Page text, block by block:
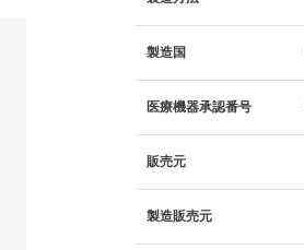
製造国
医療機器承認番号
販売元
製造販売元